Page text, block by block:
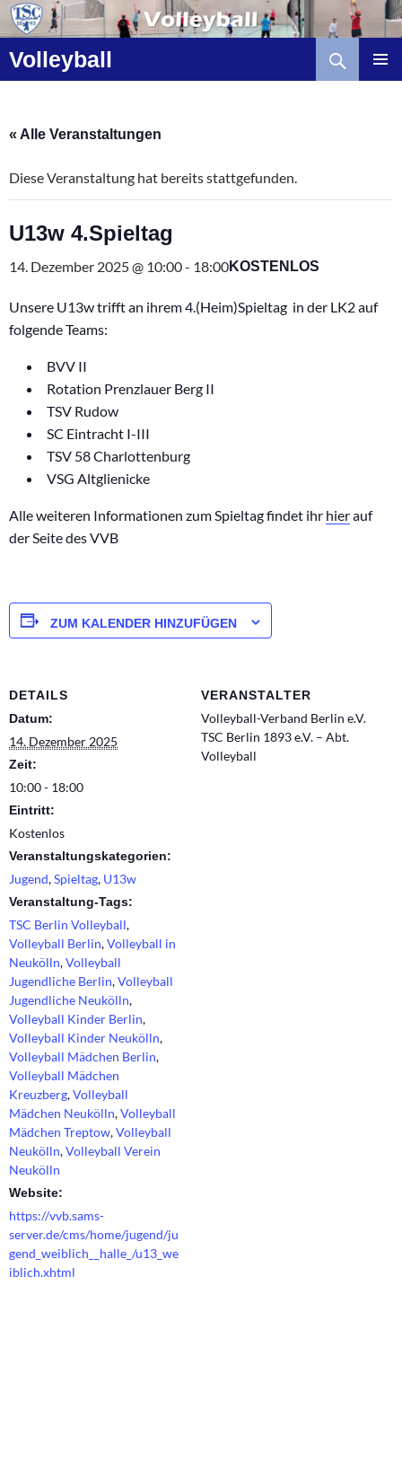
Zum
Inhalt
springen
Volleyball
Suchen
« Alle Veranstaltungen
Diese Veranstaltung hat bereits stattgefunden.
U13w 4.Spieltag
14. Dezember 2025 @ 10:00- 18:00KOSTENLOS
Unsere U13w trifft an ihrem 4.(Heim)Spieltag in der LK2 auf
folgende Teams:
BVV II
Rotation Prenzlauer Berg II
TSV Rudow
SC Eintracht I-III
TSV 58 Charlottenburg
VSG Altglienicke
Alle weiteren Informationen zum Spieltag findet ihr hierauf
der Seite des VVB
ZUM KALENDER HINZUFÜGEN
DETAILS
Datum:
14. Dezember 2025
Zeit:
10:00 - 18:00
Eintritt:
Kostenlos
Veranstaltungskategorien:
Jugend,Spieltag, U13w
Veranstaltung-Tags:
TSC Berlin Volleyball,
Volleyball Berlin,Volleyball in
Neukölln,Volleyball
Jugendliche Berlin,Volleyball
Jugendliche Neukölln,
Volleyball Kinder Berlin,
Volleyball Kinder Neukölln,
Volleyball Mädchen Berlin,
Volleyball Mädchen
Kreuzberg,Volleyball
Mädchen Neukölln,Volleyball
Mädchen Treptow,Volleyball
Neukölln,Volleyball Verein
Neukölln
Website:
https://vvb.sams-
server.de/cms/home/jugend/ju
gend_weiblich__halle_/u13_we
iblich.xhtml
VERANSTALTER
Volleyball-Verband Berlin e.V.
TSC Berlin 1893 e.V. – Abt.
Volleyball